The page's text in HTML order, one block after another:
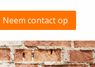
Neem contact op